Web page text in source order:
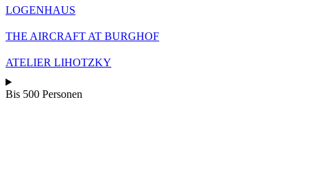
LOGENHAUS
THE AIRCRAFT AT BURGHOF
ATELIER LIHOTZKY
Bis 500 Personen